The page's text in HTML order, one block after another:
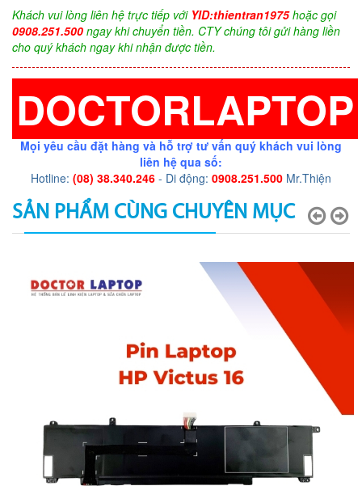
Khách vui lòng liên hệ trực tiếp với YID:thientran1975hoặc gọi
0908.251.500 ngay khi chuyển tiền. CTY chúng tôi gửi hàng liền
cho quý khách ngay khi nhận được tiền.
DOCTORLAPTOP
Mọi yêu cầu đặt hàng và hỗ trợ tư vấn quý khách vui lòng
liên hệ qua số:
Hotline: (08) 38.340.246 - Di động: 0908.251.500 Mr.Thiện
SẢN PHẨM CÙNG CHUYÊN MỤC